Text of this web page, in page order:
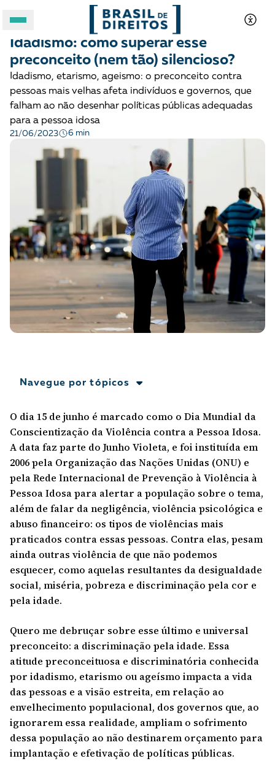
A BRASIL DE DIREITOS
ASSUNTOS
FORMATOS
Apoie a Brasil de Direitos
A [BD] conta as histórias de quem defende
direitos humanos no Brasil. Para continuar,
esse trabalho precisa da sua doação!
VEJA COMO APOIAR!
MOBILIZAÇÃO E ARTICULAÇÃO
Opinião
Idadismo: como superar esse
preconceito (nem tão) silencioso?
Idadismo, etarismo, ageismo: o preconceito contra
pessoas mais velhas afeta indivíduos e governos, que
falham ao não desenhar políticas públicas adequadas
para a pessoa idosa
21/06/2023 6 min
Navegue por tópicos
O dia 15 de junho é marcado como o Dia Mundial da
Conscientização da Violência contra a Pessoa Idosa.
A data faz parte do Junho Violeta, e foi instituída em
2006 pela Organização das Nações Unidas (ONU) e
pela Rede Internacional de Prevenção à Violência à
Pessoa Idosa para alertar a população sobre o tema,
além de falar da negligência, violência psicológica e
abuso financeiro: os tipos de violências mais
praticados contra essas pessoas. Contra elas, pesam
ainda outras violência de que não podemos
esquecer, como aquelas resultantes da desigualdade
social, miséria, pobreza e discriminação pela cor e
pela idade.
Quero me debruçar sobre esse último e universal
preconceito: a discriminação pela idade. Essa
atitude preconceituosa e discriminatória conhecida
por idadismo, etarismo ou ageísmo impacta a vida
das pessoas e a visão estreita, em relação ao
envelhecimento populacional, dos governos que, ao
ignorarem essa realidade, ampliam o sofrimento
dessa população ao não destinarem orçamento para
implantação e efetivação de políticas públicas.